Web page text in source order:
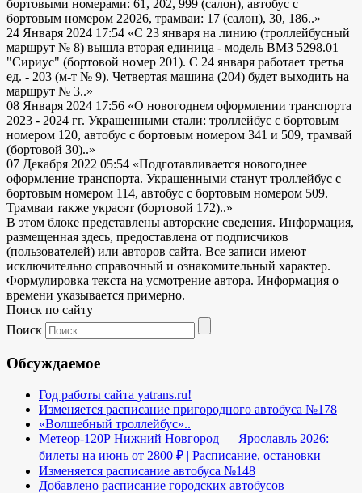
бортовыми номерами: 61, 202, 999 (салон), автобус с
бортовым номером 22026, трамваи: 17 (салон), 30, 186..»
24 Января 2024 17:54 «С 23 января на линию (троллейбусный
маршрут № 8) вышла вторая единица - модель ВМЗ 5298.01
"Сириус" (бортовой номер 201). С 24 января работает третья
ед. - 203 (м-т № 9). Четвертая машина (204) будет выходить на
маршрут № 3..»
08 Января 2024 17:56 «О новогоднем оформлении транспорта
2023 - 2024 гг. Украшенными стали: троллейбус с бортовым
номером 120, автобус с бортовым номером 341 и 509, трамвай
(бортовой 30)..»
07 Декабря 2022 05:54 «Подготавливается новогоднее
оформление транспорта. Украшенными станут троллейбус с
бортовым номером 114, автобус с бортовым номером 509.
Трамваи также украсят (бортовой 172)..»
В этом блоке представлены авторские сведения. Информация,
размещенная здесь, предоставлена от подписчиков
(пользователей) или авторов сайта. Все записи имеют
исключительно справочный и ознакомительный характер.
Формулировка текста на усмотрение автора. Информация о
времени указывается примерно.
Поиск по сайту
Поиск
Обсуждаемое
Год работы сайта yatrans.ru!
Изменяется расписание пригородного автобуса №178
«Волшебный троллейбус»..
Метеор-120Р Нижний Новгород — Ярославль 2026:
билеты на июнь от 2800 ₽ | Расписание, остановки
Изменяется расписание автобуса №148
Добавлено расписание городских автобусов